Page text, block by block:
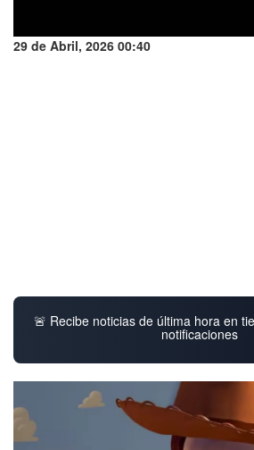
29 de Abril, 2026 00:40
🚨 Recibe noticias de última hora en
notificaciones